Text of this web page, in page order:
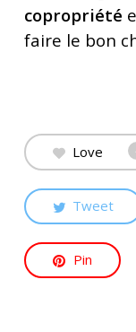
copropriété
faire le bon
Love
Tweet
Pin